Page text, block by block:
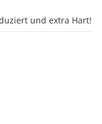
und extra Hart!